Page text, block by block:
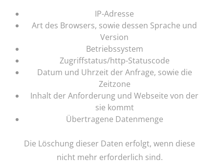
IP-Adresse
Art des Browsers, sowie dessen Sprache und
Version
Betriebssystem
Zugriffstatus/http-Statuscode
Datum und Uhrzeit der Anfrage, sowie die
Zeitzone
Inhalt der Anforderung und Webseite von der
sie kommt
Übertragene Datenmenge
Die Löschung dieser Daten erfolgt, wenn diese
nicht mehr erforderlich sind.